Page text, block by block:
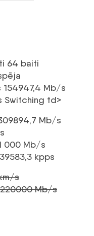
64 baiti
154947,4 Mb/s
Switching td>
Mb/s
000 Mb/s
kpps
s
Mb/s